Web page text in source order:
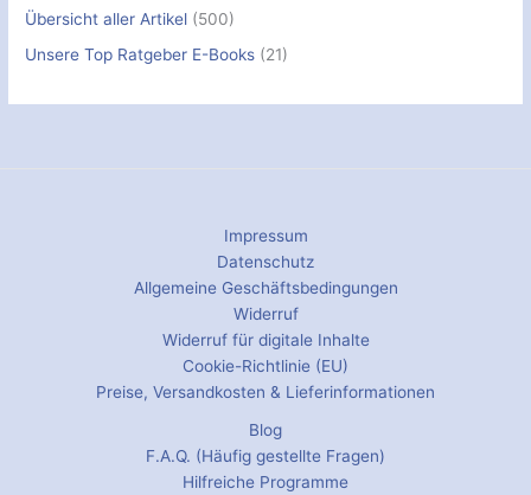
Übersicht aller Artikel (500)
Unsere Top Ratgeber E-Books (21)
Impressum
Datenschutz
Allgemeine Geschäftsbedingungen
Widerruf
Widerruf für digitale Inhalte
Cookie-Richtlinie (EU)
Preise, Versandkosten & Lieferinformationen
Blog
F.A.Q. (Häufig gestellte Fragen)
Hilfreiche Programme